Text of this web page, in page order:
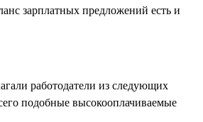
зарплатных предложений есть и
работодатели из следующих
подобные высокооплачиваемые